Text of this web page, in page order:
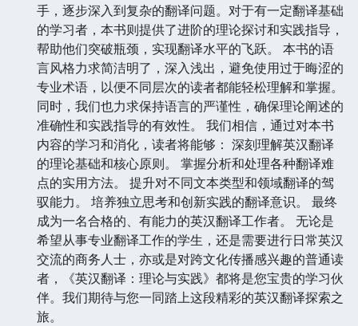
手，逐步深入到复杂的翻译问题。对于有一定翻译基础
的学习者，本书则提供了进阶的理论探讨和实践指导，
帮助他们突破瓶颈，实现翻译水平的飞跃。 本书的语
言风格力求简洁明了，深入浅出，避免使用过于晦涩的
专业术语，以便不同层次的读者都能轻松理解和掌握。
同时，我们也力求保持语言的严谨性，确保理论阐述的
准确性和实践指导的有效性。 我们相信，通过对本书
内容的学习和消化，读者将能够： 深刻理解英汉翻译
的理论基础和核心原则。 掌握分析和处理各种翻译难
点的实用方法。 提升对不同文本类型和领域翻译的驾
驭能力。 培养独立思考和创新实践的翻译意识。 最终
成为一名合格的、有能力的英汉翻译工作者。 无论是
希望从事专业翻译工作的学生，还是需要进行日常英汉
交流的商务人士，亦或是对跨文化传播感兴趣的普通读
者，《英汉翻译：理论与实践》都将是您宝贵的学习伙
伴。我们期待与您一同踏上这段精彩的英汉翻译探索之
旅。